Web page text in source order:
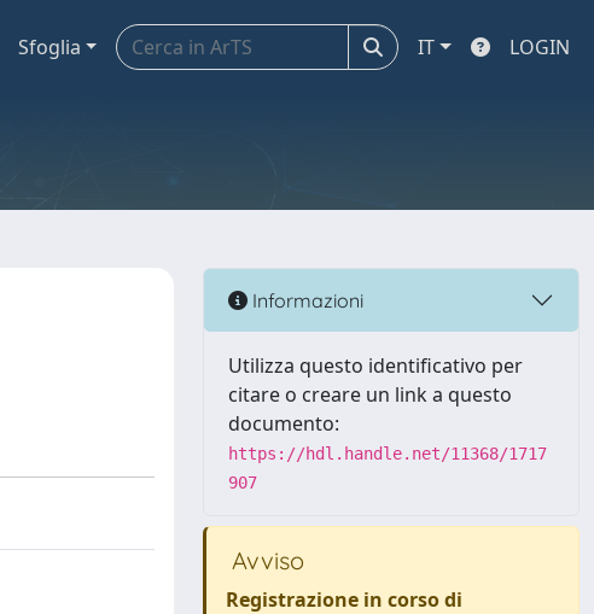
Sfoglia IT LOGIN
Informazioni
Utilizza questo identificativo per
citare o creare un link a questo
documento:
https://hdl.handle.net/11368/1717
907
Avviso
Registrazione in corso di